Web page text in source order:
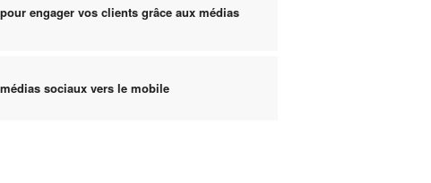
engager vos clients grâce aux médias
sociaux vers le mobile